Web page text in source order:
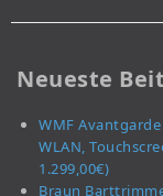
Neueste
WMF
WLAN,
1.299,00€)
Braun